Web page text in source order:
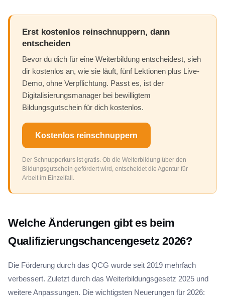
Erst kostenlos reinschnuppern, dann
entscheiden
Bevor du dich für eine Weiterbildung entscheidest, sieh
dir kostenlos an, wie sie läuft, fünf Lektionen plus Live-
Demo, ohne Verpflichtung. Passt es, ist der
Digitalisierungsmanager bei bewilligtem
Bildungsgutschein für dich kostenlos.
Kostenlos reinschnuppern
Der Schnupperkurs ist gratis. Ob die Weiterbildung über den
Bildungsgutschein gefördert wird, entscheidet die Agentur für
Arbeit im Einzelfall.
Welche Änderungen gibt es beim
Qualifizierungschancengesetz 2026?
Die Förderung durch das QCG wurde seit 2019 mehrfach
verbessert. Zuletzt durch das Weiterbildungsgesetz 2025 und
weitere Anpassungen. Die wichtigsten Neuerungen für 2026: